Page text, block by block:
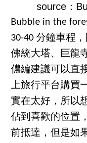
source：
Bubble in the
30-40 分鐘車程
佛統大塔、巨龍
儂編建議可以直
上旅行平台購買
實在太好，所以
佔到喜歡的位置
前抵達，但是如